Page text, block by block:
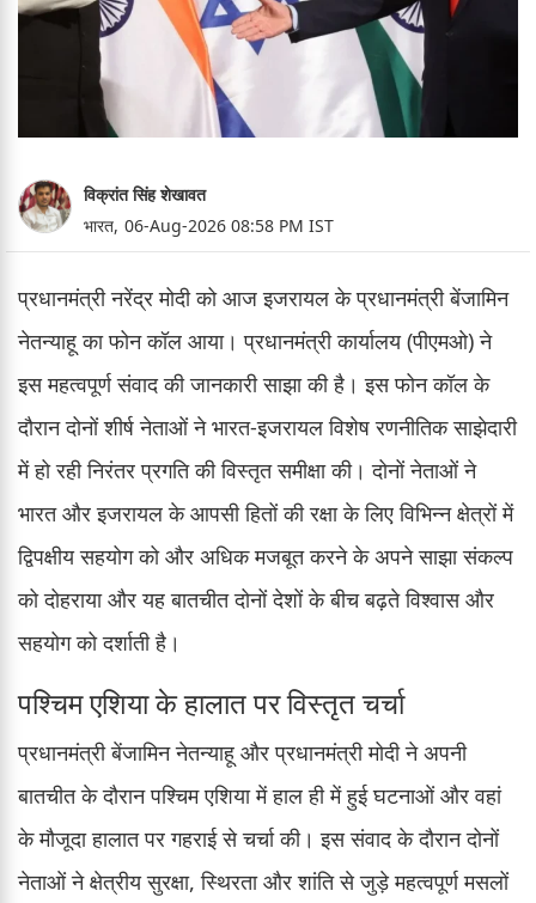
विक्रांत सिंह शेखावत
भारत, 06-Aug-2026 08:58 PM IST
प्रधानमंत्री नरेंद्र मोदी को आज इजरायल के प्रधानमंत्री बेंजामिन
नेतन्याहू का फोन कॉल आया। प्रधानमंत्री कार्यालय (पीएमओ) ने
इस महत्वपूर्ण संवाद की जानकारी साझा की है। इस फोन कॉल के
दौरान दोनों शीर्ष नेताओं ने भारत-इजरायल विशेष रणनीतिक साझेदारी
में हो रही निरंतर प्रगति की विस्तृत समीक्षा की। दोनों नेताओं ने
भारत और इजरायल के आपसी हितों की रक्षा के लिए विभिन्न क्षेत्रों में
द्विपक्षीय सहयोग को और अधिक मजबूत करने के अपने साझा संकल्प
को दोहराया और यह बातचीत दोनों देशों के बीच बढ़ते विश्वास और
सहयोग को दर्शाती है।
पश्चिम एशिया के हालात पर विस्तृत चर्चा
प्रधानमंत्री बेंजामिन नेतन्याहू और प्रधानमंत्री मोदी ने अपनी
बातचीत के दौरान पश्चिम एशिया में हाल ही में हुई घटनाओं और वहां
के मौजूदा हालात पर गहराई से चर्चा की। इस संवाद के दौरान दोनों
नेताओं ने क्षेत्रीय सुरक्षा, स्थिरता और शांति से जुड़े महत्वपूर्ण मसलों